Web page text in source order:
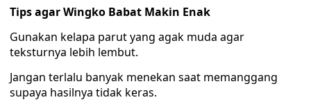
Tips agar Wingko Babat Makin Enak
Gunakan kelapa parut yang agak muda agar
teksturnya lebih lembut.
Jangan terlalu banyak menekan saat memanggang
supaya hasilnya tidak keras.